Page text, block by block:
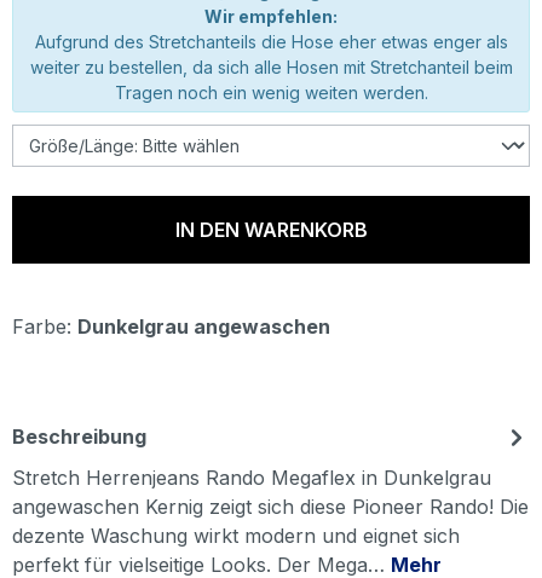
Wir empfehlen:
Aufgrund des Stretchanteils die Hose eher etwas enger als
weiter zu bestellen, da sich alle Hosen mit Stretchanteil beim
Tragen noch ein wenig weiten werden.
IN DEN WARENKORB
Farbe: Dunkelgrau angewaschen
Beschreibung
Stretch Herrenjeans Rando Megaflex in Dunkelgrau
angewaschen Kernig zeigt sich diese Pioneer Rando! Die
dezente Waschung wirkt modern und eignet sich
perfekt für vielseitige Looks. Der Mega… Mehr